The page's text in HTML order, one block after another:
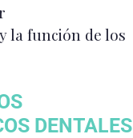
la función de los
DENTALES